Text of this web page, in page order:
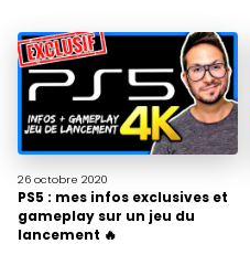
26 octobre 2020
PS5 : mes infos exclusives et
gameplay sur un jeu du
lancement 🔥